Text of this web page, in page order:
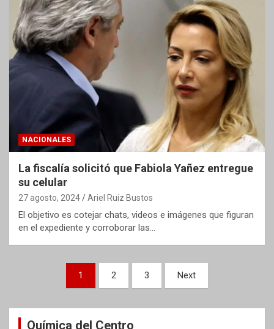
NACIONALES
La fiscalía solicitó que Fabiola Yañez entregue
su celular
27 agosto, 2024 Ariel Ruiz Bustos
El objetivo es cotejar chats, videos e imágenes que figuran
en el expediente y corroborar las…
Paginación
entradas
1 2 3 Next
Química del Centro